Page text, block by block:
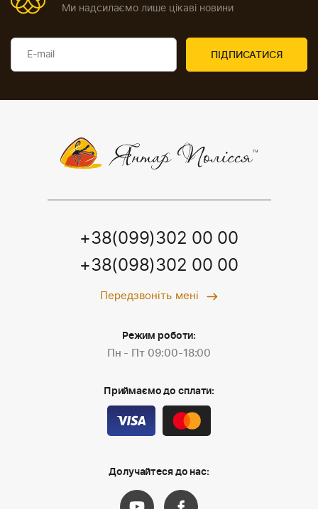
Ми надсилаємо лише цікаві новини
+38(099)302 00 00
+38(098)302 00 00
Передзвоніть мені
Режим роботи:
Пн - Пт 09:00-18:00
Приймаємо до сплати:
Долучайтеся до нас: